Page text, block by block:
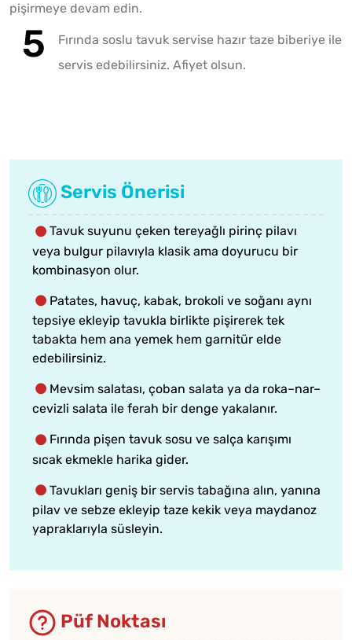
pişirmeye devam edin.
Fırında soslu tavuk servise hazır taze biberiye ile
servis edebilirsiniz. Afiyet olsun.
Servis Önerisi
Tavuk suyunu çeken tereyağlı pirinç pilavı
veya bulgur pilavıyla klasik ama doyurucu bir
kombinasyon olur.
Patates, havuç, kabak, brokoli ve soğanı aynı
tepsiye ekleyip tavukla birlikte pişirerek tek
tabakta hem ana yemek hem garnitür elde
edebilirsiniz.
Mevsim salatası, çoban salata ya da roka–nar–
cevizli salata ile ferah bir denge yakalanır.
Fırında pişen tavuk sosu ve salça karışımı
sıcak ekmekle harika gider.
Tavukları geniş bir servis tabağına alın, yanına
pilav ve sebze ekleyip taze kekik veya maydanoz
yapraklarıyla süsleyin.
Püf Noktası